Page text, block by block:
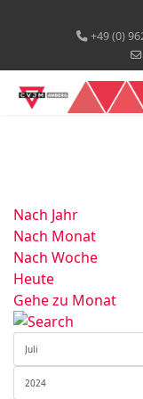
+49 (0)
Nach Jahr
Nach Monat
Nach Woche
Heute
Gehe zu Monat